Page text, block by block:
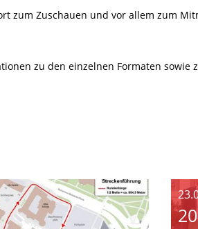
zum Zuschauen und vor allem zum
zu den einzelnen Formaten sowie